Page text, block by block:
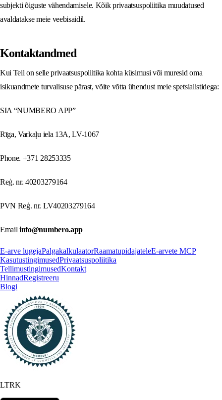
subjekti õiguste vähendamisele. Kõik privaatsuspoliitika muudatused
avaldatakse meie veebisaidil.
Kontaktandmed
Kui Teil on selle privaatsuspoliitika kohta küsimusi või muresid oma
isikuandmete turvalisuse pärast, võite võtta ühendust meie spetsialistidega:
SIA “NUMBERO APP”
Rīga, Varkaļu iela 13A, LV-1067
Phone. +371 28253335
Reģ. nr. 40203279164
PVN Reģ. nr. LV40203279164
Emailinfo@numbero.app
E-arve lugejaPalgakalkulaatorRaamatupidajateleE-arvete MCP
KasutustingimusedPrivaatsuspoliitika
TellimustingimusedKontakt
HinnadRegistreeru
Blogi
LTRK